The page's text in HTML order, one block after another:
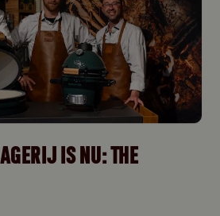
Reviews
IS NU: THE